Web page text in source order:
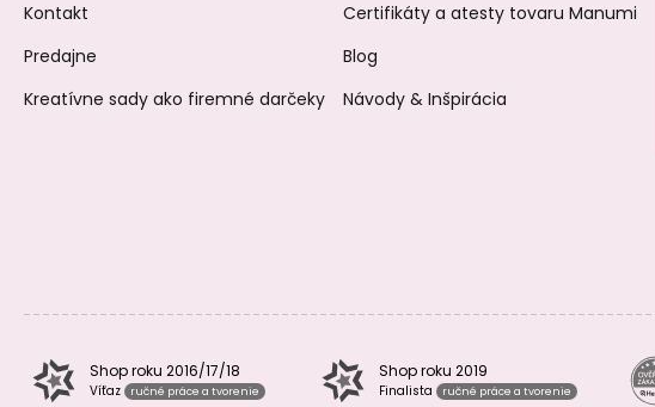
Kontakt
Predajne
Kreatívne sady ako firemné darčeky
Certifikáty a atesty tovaru Manumi
Blog
Návody & Inšpirácia
Shop roku 2016/17/18
Víťaz ručné práce a tvorenie
Shop roku 2019
Finalista ručné práce a tvorenie